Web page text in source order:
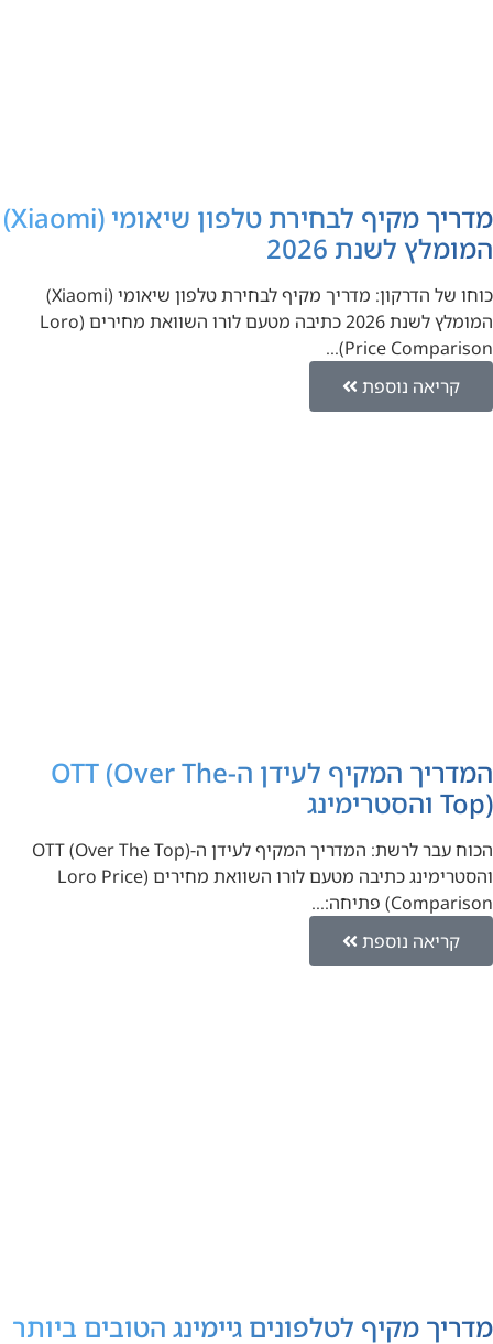
מדריך מקיף לבחירת טלפון שיאומי (Xiaomi)
המומלץ לשנת 2026
כוחו של הדרקון: מדריך מקיף לבחירת טלפון שיאומי (Xiaomi)
המומלץ לשנת 2026 כתיבה מטעם לורו השוואת מחירים (Loro
Price Comparison)…
קריאה נוספת
המדריך המקיף לעידן ה-OTT (Over The
Top) והסטרימינג
הכוח עבר לרשת: המדריך המקיף לעידן ה-OTT (Over The Top)
והסטרימינג כתיבה מטעם לורו השוואת מחירים (Loro Price
Comparison) פתיחה:…
קריאה נוספת
מדריך מקיף לטלפונים גיימינג הטובים ביותר